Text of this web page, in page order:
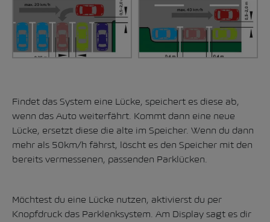
Findet das System eine Lücke, speichert es diese ab,
wenn das Auto weiterfährt. Kommt dann eine neue
Lücke, ersetzt diese die alte im Speicher. Wenn du dann
mehr als 50km/h fährst, löscht es den Speicher mit den
bereits vermessenen, passenden Parklücken.
Möchtest du eine Lücke nutzen, aktivierst du per
Knopfdruck das Parklenksystem. Am Display sagt es dir